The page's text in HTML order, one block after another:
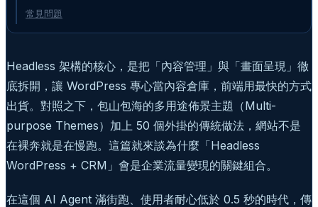
常見問題
Headless 架構的核心，是把「內容管理」與「畫面呈現」徹
底拆開，讓 WordPress 專心當內容倉庫，前端用最快的方式
出貨。對照之下，包山包海的多用途佈景主題（Multi-
purpose Themes）加上 50 個外掛的傳統做法，網站不是
在裸奔就是在慢跑。這篇就來談為什麼「Headless
WordPress + CRM」會是企業流量變現的關鍵組合。
在這個 AI Agent 滿街跑、使用者耐心低於 0.5 秒的時代，傳